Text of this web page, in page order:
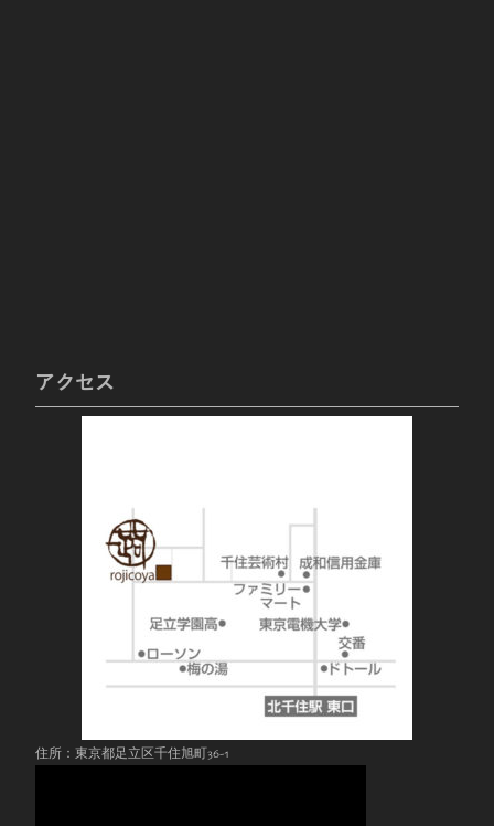
アクセス
住所：東京都足立区千住旭町36-1